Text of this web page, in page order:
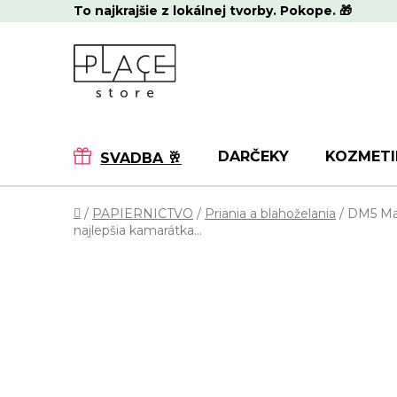
na
To najkrajšie z lokálnej tvorby. Pokope. 🎁
SVADBA 🥂 DARČEKY
Domov
/ PAPIERNICTVO / Priania a blahoželania / DM5
najlepšia kamarátka...